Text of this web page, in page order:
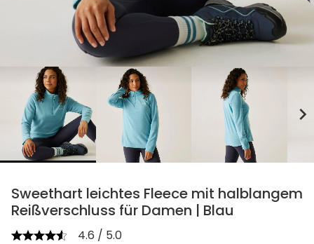
chevron_right
Sweethart leichtes Fleece mit halblangem
Reißverschluss für Damen | Blau
4.6 / 5.0